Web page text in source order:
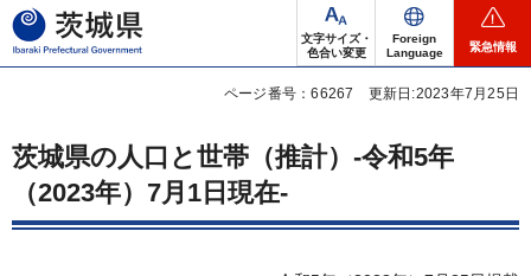
茨城県
文字サイズ・
色合い変更
Foreign
Language
緊急情報
ページ番号：66267 更新日:2023年7月25日
茨城県の人口と世帯（推計）-令和5年
（2023年）7月1日現在-